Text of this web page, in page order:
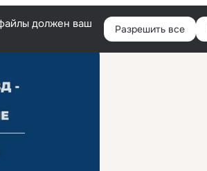
Войти
должен ваш
Разрешить все